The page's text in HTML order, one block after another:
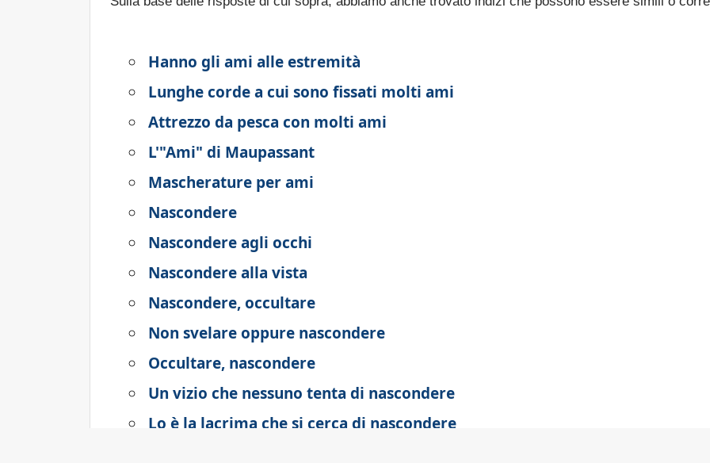
Hanno gli ami alle estremità
Lunghe corde a cui sono fissati molti ami
Attrezzo da pesca con molti ami
L'"Ami" di Maupassant
Mascherature per ami
Nascondere
Nascondere agli occhi
Nascondere alla vista
Nascondere, occultare
Non svelare oppure nascondere
Occultare, nascondere
Un vizio che nessuno tenta di nascondere
Lo è la lacrima che si cerca di nascondere